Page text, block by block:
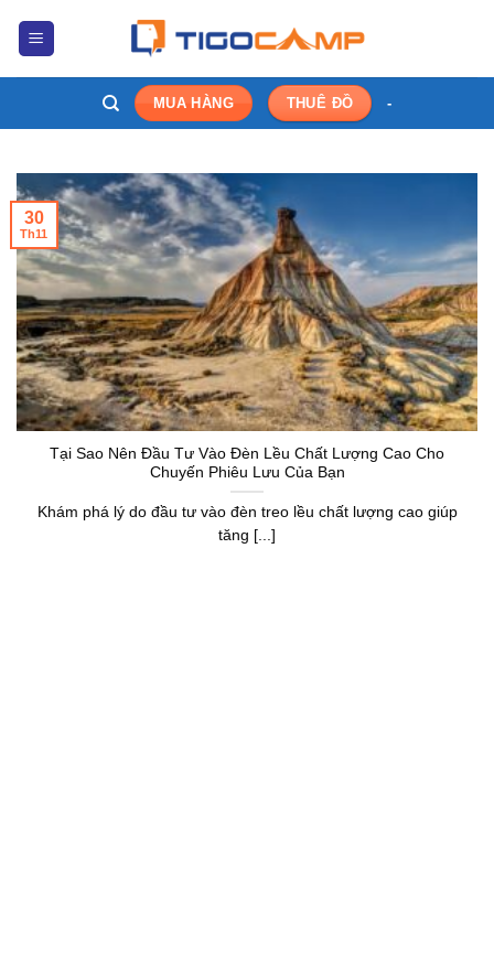
MUA HÀNG THUÊ ĐỒ -
Tại Sao Nên Đầu Tư Vào Đèn Lều Chất Lượng Cao Cho
Chuyến Phiêu Lưu Của Bạn
Khám phá lý do đầu tư vào đèn treo lều chất lượng cao giúp
tăng [...]
30
Th11